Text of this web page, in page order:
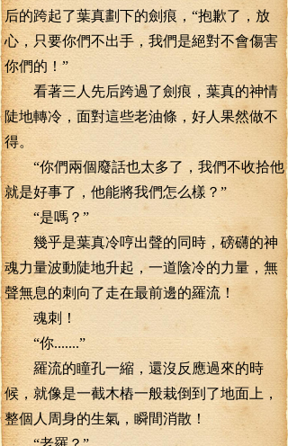
后的跨起了葉真劃下的劍痕，“抱歉了，放
心，只要你們不出手，我們是絕對不會傷害
你們的！”
看著三人先后跨過了劍痕，葉真的神情
陡地轉冷，面對這些老油條，好人果然做不
得。
“你們兩個廢話也太多了，我們不收拾他
就是好事了，他能將我們怎么樣？”
“是嗎？”
幾乎是葉真冷哼出聲的同時，磅礴的神
魂力量波動陡地升起，一道陰冷的力量，無
聲無息的刺向了走在最前邊的羅流！
魂刺！
“你.......”
羅流的瞳孔一縮，還沒反應過來的時
候，就像是一截木樁一般栽倒到了地面上，
整個人周身的生氣，瞬間消散！